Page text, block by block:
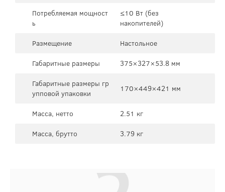
Потребляемая мощност
ь
≤10 Вт (без
накопителей)
Размещение
Настольное
Габаритные размеры
375×327×53.8 мм
Габаритные размеры гр
упповой упаковки
170×449×421 мм
Масса, нетто
2.51 кг
Масса, брутто
3.79 кг